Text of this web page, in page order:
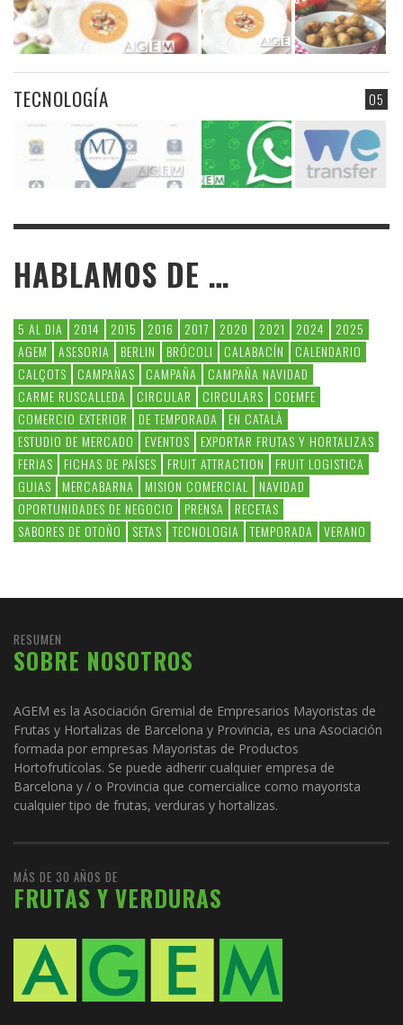
05
TECNOLOGÍA
HABLAMOS DE …
5 AL DIA 2014 2015 2016 2017 2020 2021 2024
2025
AGEM
ASESORIA BERLIN BRÓCOLI CALABACÍN
CALENDARIO
CALÇOTS
CAMPAÑAS CAMPAÑA
CAMPAÑA NAVIDAD
CARME RUSCALLEDA
CIRCULAR CIRCULARS
COEMFE
COMERCIO EXTERIOR
DE TEMPORADA
EN CATALÀ
ESTUDIO DE MERCADO
EVENTOS
EXPORTAR FRUTAS Y HORTALIZAS
FERIAS
FICHAS DE PAÍSES FRUIT ATTRACTION
FRUIT LOGISTICA
GUIAS
MERCABARNA MISION COMERCIAL
NAVIDAD
OPORTUNIDADES DE NEGOCIO
PRENSA
RECETAS
SABORES DE OTOÑO
SETAS TECNOLOGIA TEMPORADA VERANO
RESUMEN
SOBRE NOSOTROS
AGEM es la Asociación Gremial de Empresarios Mayoristas de
Frutas y Hortalizas de Barcelona y Provincia, es una Asociación
formada por empresas Mayoristas de Productos
Hortofrutícolas. Se puede adherir cualquier empresa de
Barcelona y / o Provincia que comercialice como mayorista
cualquier tipo de frutas, verduras y hortalizas.
MÁS DE 30 AÑOS DE
FRUTAS Y VERDURAS